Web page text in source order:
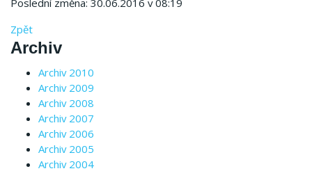
Zpět
Archiv
Archiv 2010
Archiv 2009
Archiv 2008
Archiv 2007
Archiv 2006
Archiv 2005
Archiv 2004